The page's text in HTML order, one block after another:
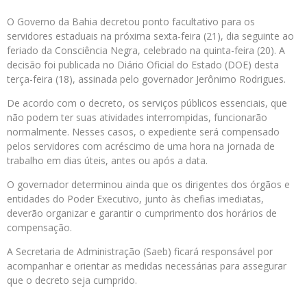
O Governo da Bahia decretou ponto facultativo para os
servidores estaduais na próxima sexta-feira (21), dia seguinte ao
feriado da Consciência Negra, celebrado na quinta-feira (20). A
decisão foi publicada no Diário Oficial do Estado (DOE) desta
terça-feira (18), assinada pelo governador Jerônimo Rodrigues.
De acordo com o decreto, os serviços públicos essenciais, que
não podem ter suas atividades interrompidas, funcionarão
normalmente. Nesses casos, o expediente será compensado
pelos servidores com acréscimo de uma hora na jornada de
trabalho em dias úteis, antes ou após a data.
O governador determinou ainda que os dirigentes dos órgãos e
entidades do Poder Executivo, junto às chefias imediatas,
deverão organizar e garantir o cumprimento dos horários de
compensação.
A Secretaria de Administração (Saeb) ficará responsável por
acompanhar e orientar as medidas necessárias para assegurar
que o decreto seja cumprido.